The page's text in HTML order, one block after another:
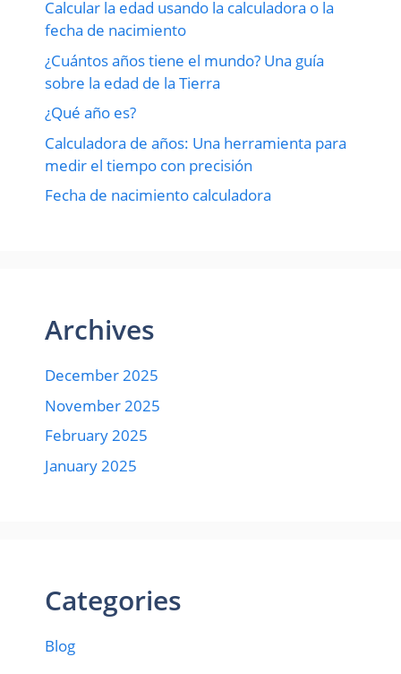
Calcular la edad usando la calculadora o la
fecha de nacimiento
¿Cuántos años tiene el mundo? Una guía
sobre la edad de la Tierra
¿Qué año es?
Calculadora de años: Una herramienta para
medir el tiempo con precisión
Fecha de nacimiento calculadora
Archives
December 2025
November 2025
February 2025
January 2025
Categories
Blog